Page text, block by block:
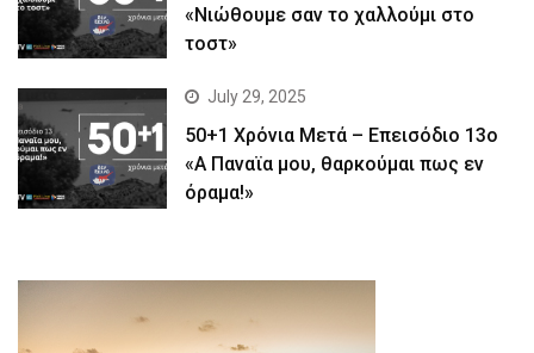
«Νιώθουμε σαν το χαλλούμι στο
τοστ»
July 29, 2025
50+1 Χρόνια Μετά – Επεισόδιο 13ο
«Α Παναϊα μου, θαρκούμαι πως εν
όραμα!»